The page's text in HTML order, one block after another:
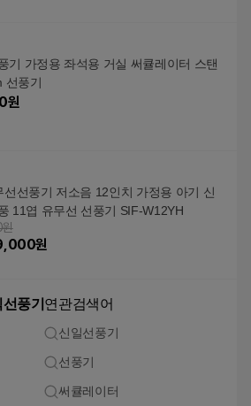
기 가정용 좌석용 거실 써큘레이터 스탠
선풍기
원
선선풍기 저소음 12인치 가정용 아기 신
11엽 유무선 선풍기 SIF-W12YH
원
풍기 연관검색어
신일선풍기
선풍기
써큘레이터